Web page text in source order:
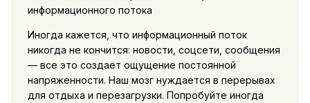
информационного потока
Иногда кажется, что информационный поток
никогда не кончится: новости, соцсети, сообщения
— все это создает ощущение постоянной
напряженности. Наш мозг нуждается в перерывах
для отдыха и перезагрузки. Попробуйте иногда